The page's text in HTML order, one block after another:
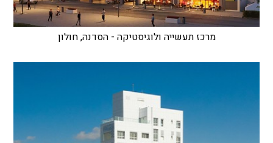
מרכז תעשייה ולוגיסטיקה - הסדנה, חולון